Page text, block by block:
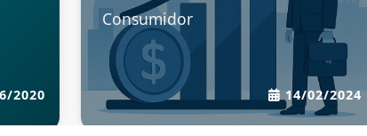
2020
Consumidor
14/02/2024